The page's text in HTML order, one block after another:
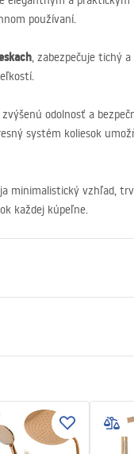
používaní.
, zabezpečuje tichý
odolnosť a
systém koliesok
minimalistický vzhľad,
každej kúpeľne.
Roh
Primo
Kabina